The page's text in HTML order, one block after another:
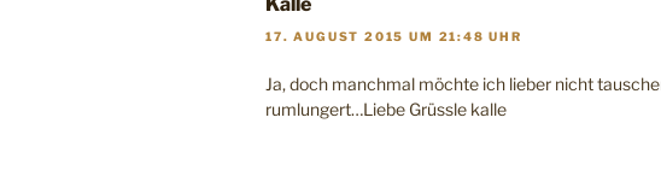
17. AUGUST 2015 UM 21:48 UHR
Ja, doch manchmal möchte ich lieber nicht
rumlungert…Liebe Grüssle kalle